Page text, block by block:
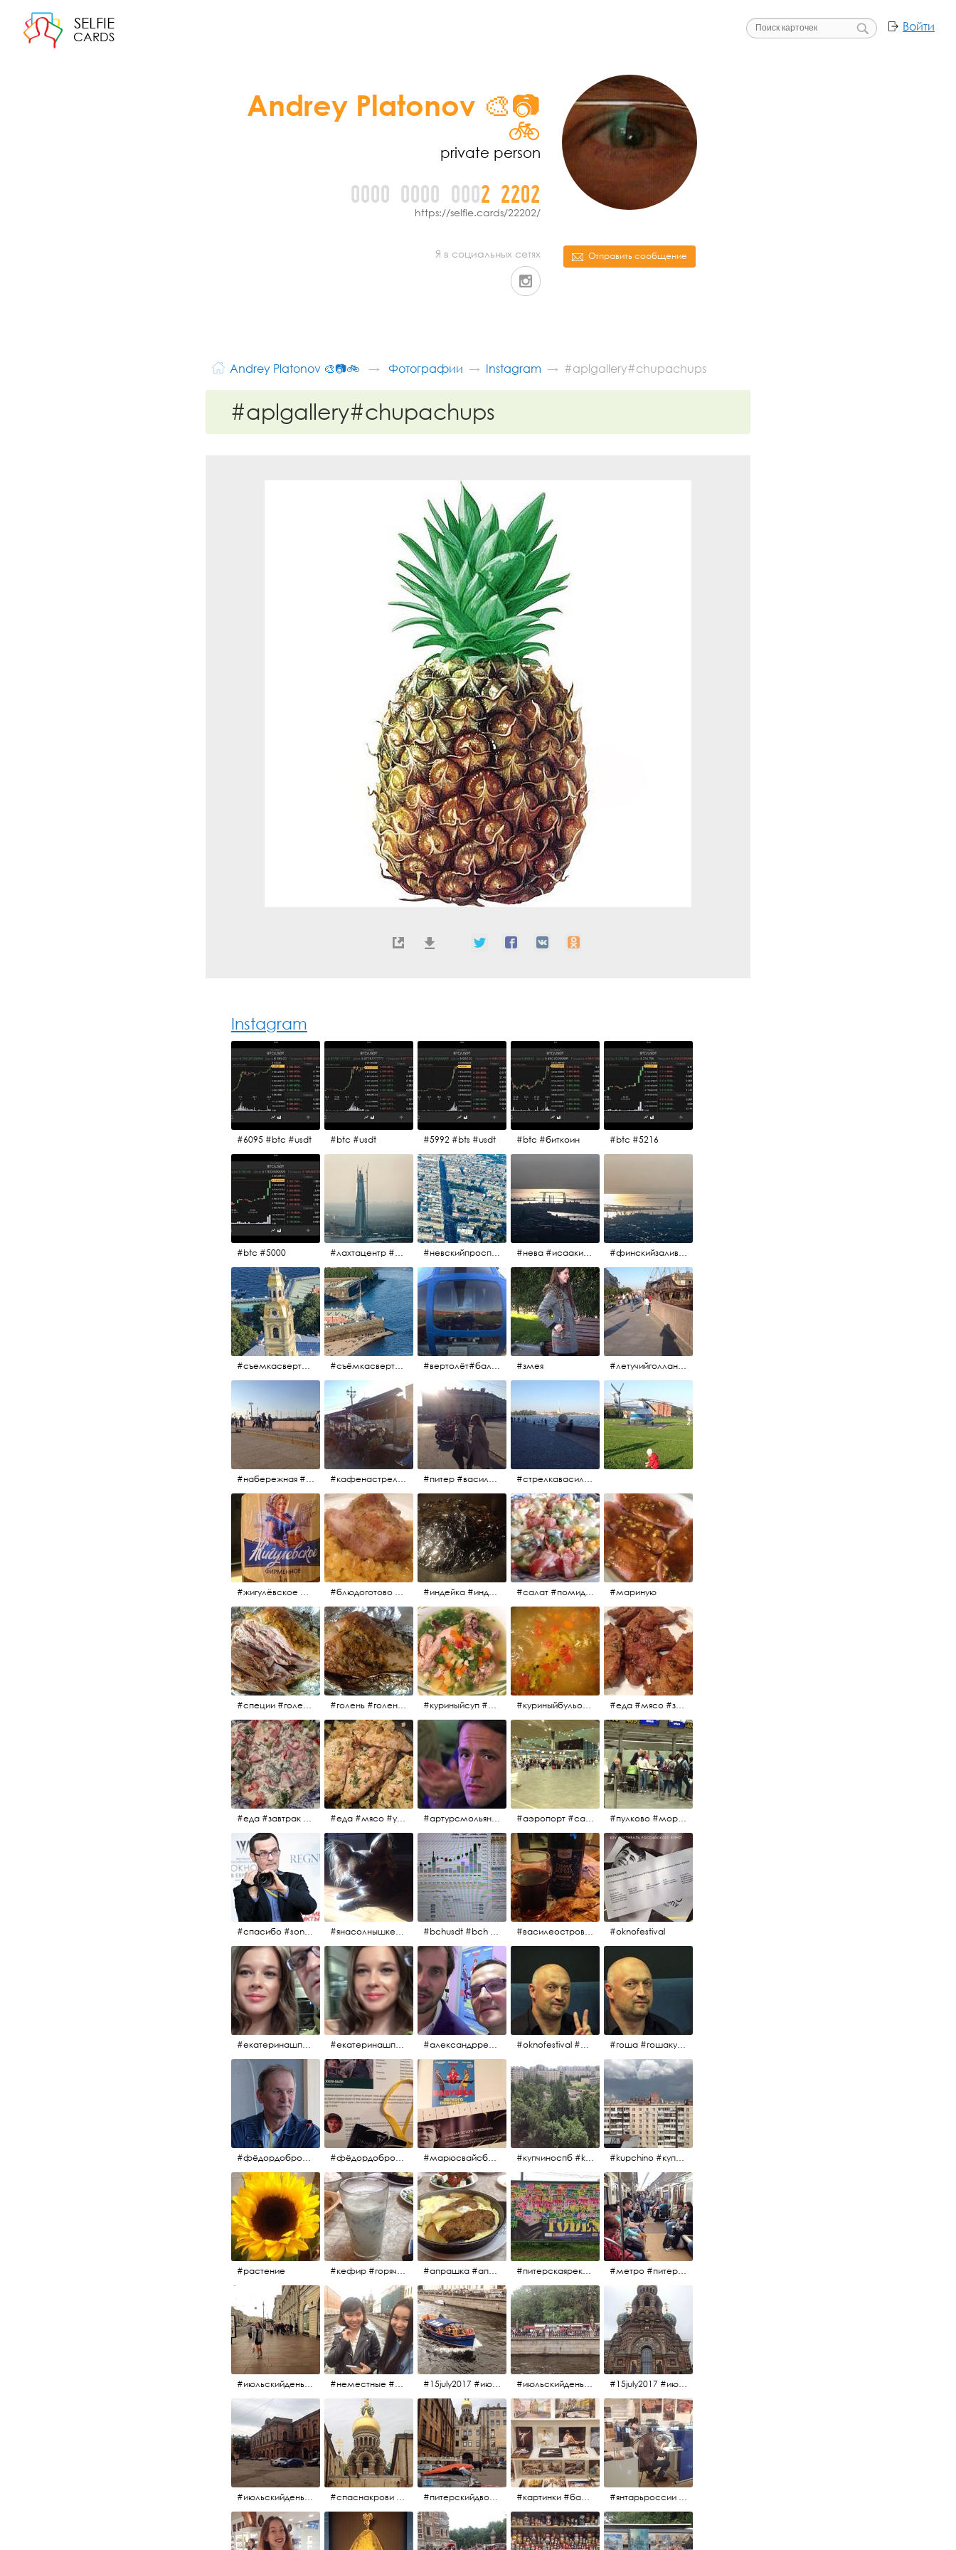
SELFIE
CARDS
Войти
Отправить сообщение
Andrey Platonov 🎨📷
🚲
private person
0000 0000 0002 2202
https://selfie.cards/22202/
Я в социальных сетях
Andrey Platonov 🎨📷🚲 Фотографии Instagram #aplgallery#chupachups
#aplgallery#chupachups
Instagram
#6095 #btc #usdt #btc #usdt #5992 #bts #usdt #btc #биткоин #btc #5216
#btc #5000 #лахтацентр #лахта #башнягазпром #газпром #башня #небоскрёбпитера #небоскрёб #финскийзалив #санктпетербург #невскийпроспект #центргорода #санктпетербург #осень2017 #когдапаришьнадгородом #нева #исаакий #исаакиевскийсобор #нева #васильевскийостров #адмиралтейскийрайон #финскийзалив #дворцовыймост #небонадпитером #осень2017 #финскийзалив #маркизовалужа #нева
#съемкасвертолета #вертолёт #съёмкасвертолёта #петропавловскаякрепость #заячийостров #санктпетербург #съёмкасвертолёта #питер #петропавловскаякрепость #нева #осень2017 #вертолёт#балтийскиеавиалинии #петропавловскаякрепость #заячийостров #полётынадпитером #полётынадгородом #полёты #змея #летучийголландец #набережнаяневы
#набережная #людигуляют #биржевоймост #кафенастрелкевасильевскогоострова #байкеры #питер #васильевскийостров #байкеры #иностранцы #стрелкавасильевскогоострова #нева #река
#жигулёвское #пиво #свежеепиво #beer #напиток #блюдоготово #можнокушать #простолук #лук #индейкавфольге #мясоиндейки #индейка #индейкавфольге #еда #мясоиндейки 🚀 #салат #помидоры #яйцо #огурцы #зелень #кинза #петрушка #укроп #сметана #соль #витамины #мариную
#специи #голень #голеньиндейки #индейка #мясо #еда #завтрак #голеньиндейкивфольге #голень #голеньиндейки #голеньиндейкивфольге #индейка #завтрак #еда #мясо #куриныйсуп #еда #ужин #можнокушать #куриныйбульон #лавровыйлист #помидоры #картофель #чеснок #лук #морковь #приправы #перецдушистый #курица #ужин #еда #сольповкусу #жёлтыйкарри #имбирь #кориандр #кокос #лимонныйсок #оливковоемасло #кумин #кайенскийперец #еда #мясо #завтрак #источниквдохновения #люблюготовить
#еда #завтрак #витамины #помидоры #укроп #огурцы #сметана #салат #еда #мясо #утро #завтрак #едакакисточниквдохновения #артурсмольянинов @melnikovadsh #artursmolyaninov #аэропорт #санктпетербург #пулково #мореморе #моремолнцепесок #дваночи #пулково #море #песок #лето #морепесоксолнце #дваночи
#спасибо #sony #nikon #oknofestivsl @alex_kurov #aplgallery #янасолнышкележу #янасолнышкогляжу #чихуахуа #bchusdt #bch #usdt #sell #buy #exchange #markets #bitcoincash #cryptocurrency #pump #василеостровское #синяяборода #пиво #пивовобла #вобла #рыба #oknofestival
#екатеринашпица #шпица @ekaterinashpitsa #екатеринашпица #шпица @ekaterinashpitsa #александрревва #ревва #артурпирожков #бабушкалегкогоповедения @arthurpirozhkov #oknofestival #gosha #гошакуценко #гоша #гошакуценко #oknofestival
#фёдордобронравов #кино #хорошеекино #жилибыли #фёдордобронравов #эдуардпарри #жилибыли #иринарозанова #марюсвайсберг #александрревва #глюкоза #любовьвбольшомгороде #ххvфестивальроссийскогокино #купчиноспб #kupchino #kupchino #купчиноспб
#растение #кефир #горячийкефир #национальноеблюдо #лаваш #вкусно #апрашка #апраксиндвор #кафенаапрашке #куринаякотлетанасковороде #сковородка #кафедлясвоих #питерскаяреклама #todes #куколки #окраинапитера #фрунзенскийрайон #метро #питерскоеметро #невскаялиния
#июльскийдень2017 #15july2017 #невский #неместные #июльскийдень2017 #15july2017 #июльскийдень2017 #катерок #bonfire #июльскийдень2017 #15july2017 #15july2017 #июльскийдень2017 #спаснакрови
#июльскийдень2017 #15july2017 #спаснакрови #июльскийдень2017 #питерскийдвор #спаснакрови #июльскийдень2017 #картинки #балетпитера #янтарьроссиии #янтарьроссии #янтарь